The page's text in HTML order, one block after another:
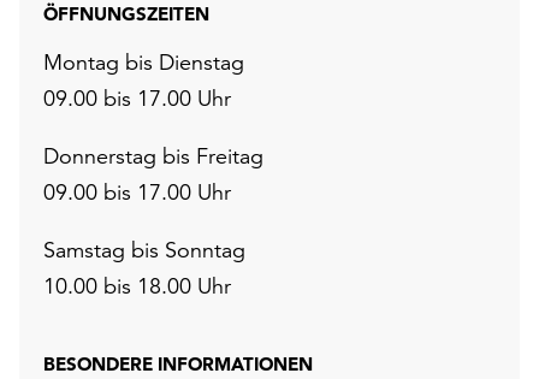
ÖFFNUNGSZEITEN
Montag bis Dienstag
09.00 bis 17.00 Uhr
Donnerstag bis Freitag
09.00 bis 17.00 Uhr
Samstag bis Sonntag
10.00 bis 18.00 Uhr
BESONDERE INFORMATIONEN